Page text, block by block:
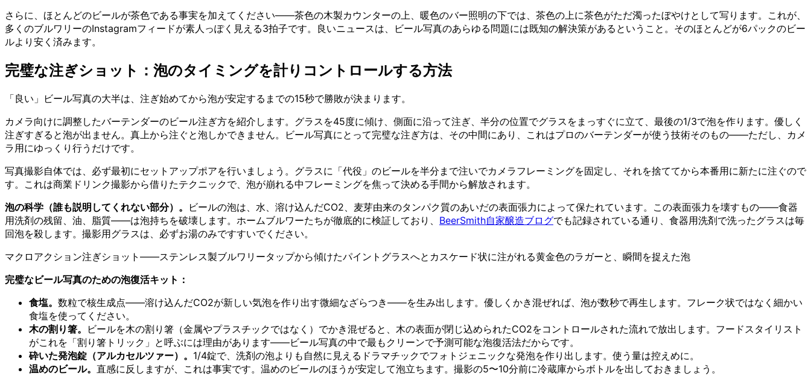
さらに、ほとんどのビールが茶色である事実を加えてください——茶色の木製カウンターの上、暖色のバー照明の下では、茶色の上に茶色がただ濁ったぼやけとして写ります。これが、
多くのブルワリーのInstagramフィードが素人っぽく見える3拍子です。良いニュースは、ビール写真のあらゆる問題には既知の解決策があるということ。そのほとんどが6パックのビー
ルより安く済みます。
完璧な注ぎショット：泡のタイミングを計りコントロールする方法
「良い」ビール写真の大半は、注ぎ始めてから泡が安定するまでの15秒で勝敗が決まります。
カメラ向けに調整したバーテンダーのビール注ぎ方を紹介します。グラスを45度に傾け、側面に沿って注ぎ、半分の位置でグラスをまっすぐに立て、最後の1/3で泡を作ります。優しく
注ぎすぎると泡が出ません。真上から注ぐと泡しかできません。ビール写真にとって完璧な注ぎ方は、その中間にあり、これはプロのバーテンダーが使う技術そのもの——ただし、カメ
ラ用にゆっくり行うだけです。
写真撮影自体では、必ず最初にセットアップポアを行いましょう。グラスに「代役」のビールを半分まで注いでカメラフレーミングを固定し、それを捨ててから本番用に新たに注ぐので
す。これは商業ドリンク撮影から借りたテクニックで、泡が崩れる中フレーミングを焦って決める手間から解放されます。
泡の科学（誰も説明してくれない部分）。
ビールの泡は、水、溶け込んだCO2、麦芽由来のタンパク質のあいだの表面張力によって保たれています。この表面張力を壊すもの——食器
用洗剤の残留、油、脂質——は泡持ちを破壊します。ホームブルワーたちが徹底的に検証しており、 BeerSmith自家醸造ブログでも記録されている通り、食器用洗剤で洗ったグラスは毎
回泡を殺します。撮影用グラスは、必ずお湯のみですすいでください。
マクロアクション注ぎショット——ステンレス製ブルワリータップから傾けたパイントグラスへとカスケード状に注がれる黄金色のラガーと、瞬間を捉えた泡
完璧なビール写真のための泡復活キット：
食塩。 数粒で核生成点——溶け込んだCO2が新しい気泡を作り出す微細なざらつき——を生み出します。優しくかき混ぜれば、泡が数秒で再生します。フレーク状ではなく細かい
食塩を使ってください。
木の割り箸。
ビールを木の割り箸（金属やプラスチックではなく）でかき混ぜると、木の表面が閉じ込められたCO2をコントロールされた流れで放出します。フードスタイリスト
がこれを「割り箸トリック」と呼ぶには理由があります——ビール写真の中で最もクリーンで予測可能な泡復活法だからです。
砕いた発泡錠（アルカセルツァー）。 1/4錠で、洗剤の泡よりも自然に見えるドラマチックでフォトジェニックな発泡を作り出します。使う量は控えめに。
温めのビール。 直感に反しますが、これは事実です。温めのビールのほうが安定して泡立ちます。撮影の5〜10分前に冷蔵庫からボトルを出しておきましょう。